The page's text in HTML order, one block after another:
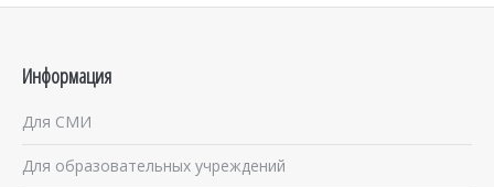
Информация
Для СМИ
Для образовательных учреждений